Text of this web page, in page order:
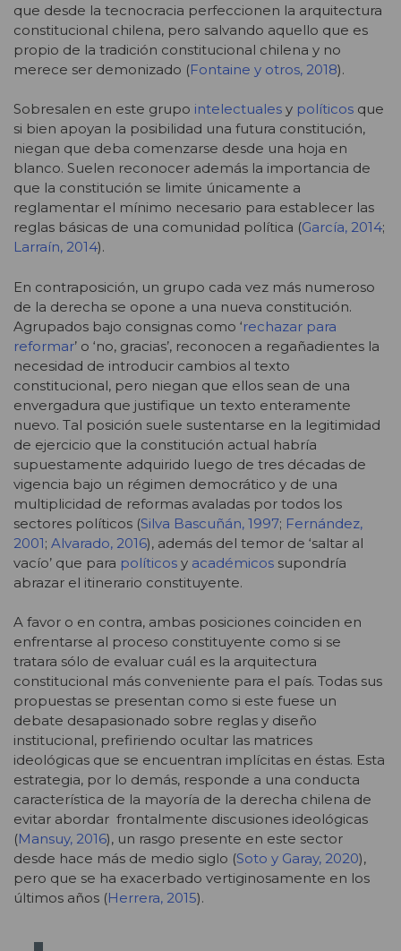
que desde la tecnocracia perfeccionen la arquitectura
constitucional chilena, pero salvando aquello que es
propio de la tradición constitucional chilena y no
merece ser demonizado (Fontaine y otros, 2018).
Sobresalen en este grupo intelectuales y políticos que
si bien apoyan la posibilidad una futura constitución,
niegan que deba comenzarse desde una hoja en
blanco. Suelen reconocer además la importancia de
que la constitución se limite únicamente a
reglamentar el mínimo necesario para establecer las
reglas básicas de una comunidad política (García, 2014;
Larraín, 2014).
En contraposición, un grupo cada vez más numeroso
de la derecha se opone a una nueva constitución.
Agrupados bajo consignas como ‘rechazar para
reformar’ o ‘no, gracias’, reconocen a regañadientes la
necesidad de introducir cambios al texto
constitucional, pero niegan que ellos sean de una
envergadura que justifique un texto enteramente
nuevo. Tal posición suele sustentarse en la legitimidad
de ejercicio que la constitución actual habría
supuestamente adquirido luego de tres décadas de
vigencia bajo un régimen democrático y de una
multiplicidad de reformas avaladas por todos los
sectores políticos (Silva Bascuñán, 1997; Fernández,
2001; Alvarado, 2016), además del temor de ‘saltar al
vacío’ que para políticos y académicos supondría
abrazar el itinerario constituyente.
A favor o en contra, ambas posiciones coinciden en
enfrentarse al proceso constituyente como si se
tratara sólo de evaluar cuál es la arquitectura
constitucional más conveniente para el país. Todas sus
propuestas se presentan como si este fuese un
debate desapasionado sobre reglas y diseño
institucional, prefiriendo ocultar las matrices
ideológicas que se encuentran implícitas en éstas. Esta
estrategia, por lo demás, responde a una conducta
característica de la mayoría de la derecha chilena de
evitar abordar frontalmente discusiones ideológicas
(Mansuy, 2016), un rasgo presente en este sector
desde hace más de medio siglo (Soto y Garay, 2020),
pero que se ha exacerbado vertiginosamente en los
últimos años (Herrera, 2015).